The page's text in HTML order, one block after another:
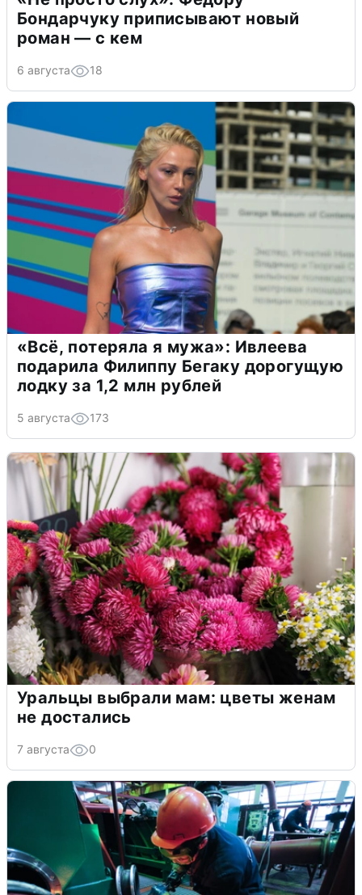
Бондарчуку приписывают новый
роман — с кем
6 августа 18
«Всё, потеряла я мужа»: Ивлеева
подарила Филиппу Бегаку дорогущую
лодку за 1,2 млн рублей
5 августа 173
Уральцы выбрали мам: цветы женам
не достались
7 августа 0